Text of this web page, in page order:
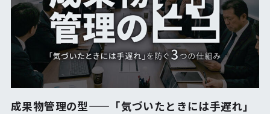
成果物管理の型——「気づいたときには手遅れ」